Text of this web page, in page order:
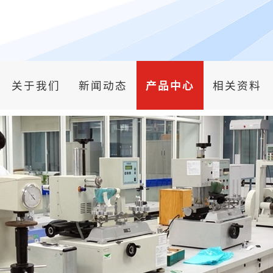
关于我们 新闻动态 产品中心 相关资料